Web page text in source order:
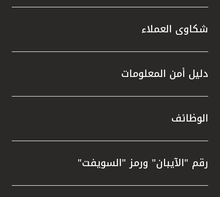
شكاوى العملاء
دليل أمن المعلومات
الوظائف
رقم "الآيبان" ورمز "السويفت"